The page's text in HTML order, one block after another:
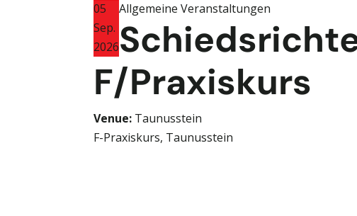
05
Sep.
2026
Allgemeine Veranstaltungen
F/Praxiskurs
Venue: Taunusstein
F-Praxiskurs, Taunusstein